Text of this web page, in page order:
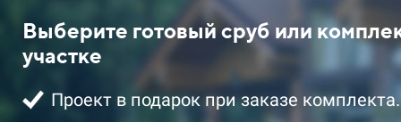
Выберите готовый сруб или
участке
Проект в подарок при заказе комплекта.